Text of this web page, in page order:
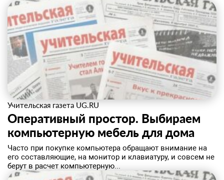
Учительская газета UG.RU
Оперативный простор. Выбираем
компьютерную мебель для дома
Часто при покупке компьютера обращают внимание на
его составляющие, на монитор и клавиатуру, и совсем не
берут в расчет компьютерную...